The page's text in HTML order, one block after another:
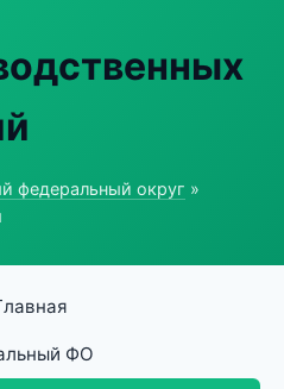
федеральный округ »
ФО